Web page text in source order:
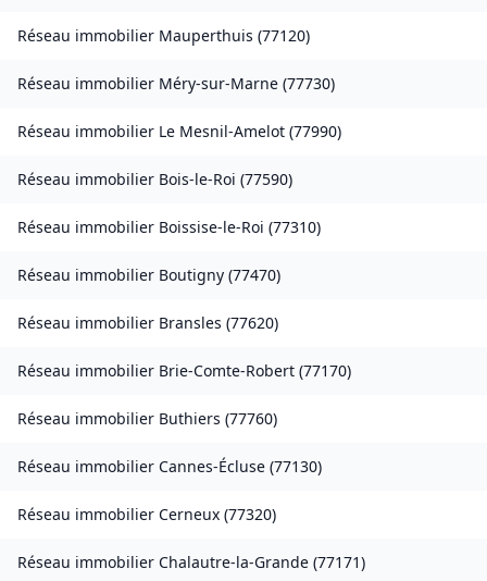
Réseau immobilier Mauperthuis (77120)
Réseau immobilier Méry-sur-Marne (77730)
Réseau immobilier Le Mesnil-Amelot (77990)
Réseau immobilier Bois-le-Roi (77590)
Réseau immobilier Boissise-le-Roi (77310)
Réseau immobilier Boutigny (77470)
Réseau immobilier Bransles (77620)
Réseau immobilier Brie-Comte-Robert (77170)
Réseau immobilier Buthiers (77760)
Réseau immobilier Cannes-Écluse (77130)
Réseau immobilier Cerneux (77320)
Réseau immobilier Chalautre-la-Grande (77171)